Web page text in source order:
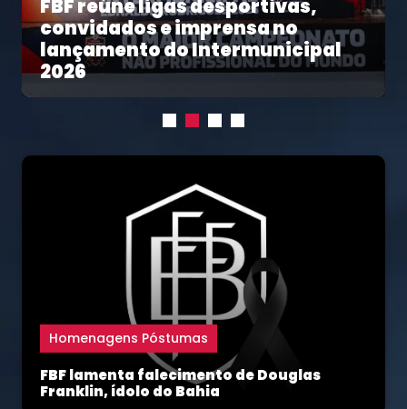
Seleção de Santa Bárbara se
reforça para o Intermunicipal
2026
Homenagens Póstumas
FBF lamenta falecimento de Douglas
Franklin, ídolo do Bahia